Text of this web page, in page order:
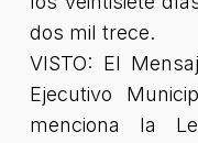
dos mil trece.
VISTO: El
Ejecutivo
menciona la